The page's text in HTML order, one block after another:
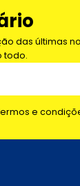
das últimas
todo.
e